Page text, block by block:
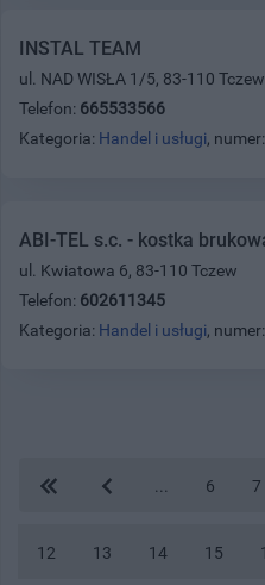
INSTAL TEAM
ul. NAD WISŁA 1/5, 83-110 Tczew
Telefon: 665533566
Kategoria: Handel i usługi,
ABI-TEL s.c. - kostka
ul. Kwiatowa 6, 83-110 Tczew
Telefon: 602611345
Kategoria: Handel i usługi,
6 7
12 13 14 15